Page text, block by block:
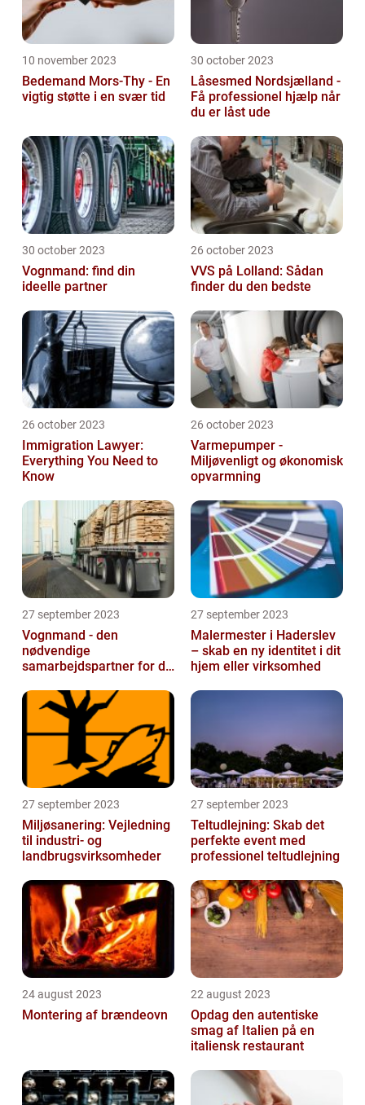
10 november 2023
Bedemand Mors-Thy - En
vigtig støtte i en svær tid
30 october 2023
Låsesmed Nordsjælland -
Få professionel hjælp når
du er låst ude
30 october 2023
Vognmand: find din
ideelle partner
26 october 2023
VVS på Lolland: Sådan
finder du den bedste
26 october 2023
Immigration Lawyer:
Everything You Need to
Know
26 october 2023
Varmepumper -
Miljøvenligt og økonomisk
opvarmning
27 september 2023
Vognmand - den
nødvendige
samarbejdspartner for dit
27 september 2023
Malermester i Haderslev
– skab en ny identitet i dit
hjem eller virksomhed
27 september 2023
Miljøsanering: Vejledning
til industri- og
landbrugsvirksomheder
27 september 2023
Teltudlejning: Skab det
perfekte event med
professionel teltudlejning
24 august 2023
Montering af brændeovn
22 august 2023
Opdag den autentiske
smag af Italien på en
italiensk restaurant